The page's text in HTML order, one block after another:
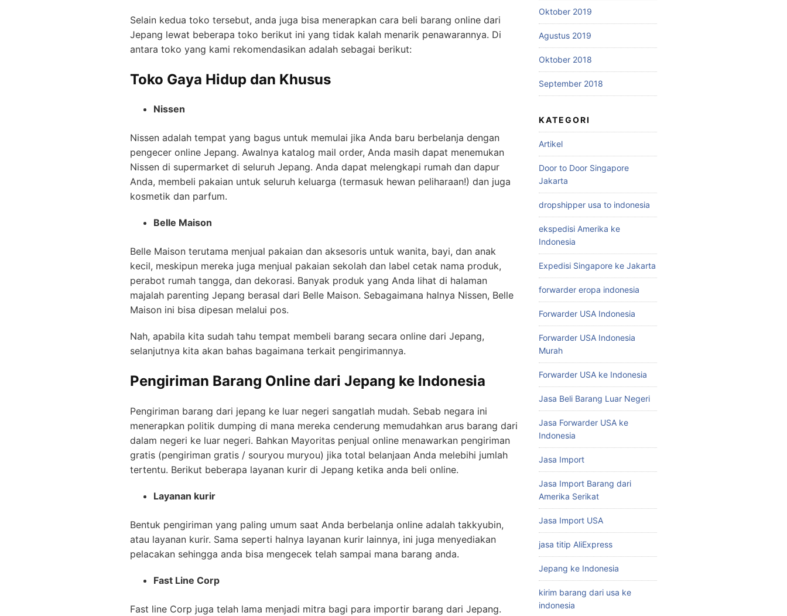
Selain kedua toko tersebut, anda juga bisa menerapkan cara beli barang online dari
Jepang lewat beberapa toko berikut ini yang tidak kalah menarik penawarannya. Di
antara toko yang kami rekomendasikan adalah sebagai berikut:
Toko Gaya Hidup dan Khusus
Nissen
Nissen adalah tempat yang bagus untuk memulai jika Anda baru berbelanja dengan
pengecer online Jepang. Awalnya katalog mail order, Anda masih dapat menemukan
Nissen di supermarket di seluruh Jepang. Anda dapat melengkapi rumah dan dapur
Anda, membeli pakaian untuk seluruh keluarga (termasuk hewan peliharaan!) dan juga
kosmetik dan parfum.
Belle Maison
Belle Maison terutama menjual pakaian dan aksesoris untuk wanita, bayi, dan anak
kecil, meskipun mereka juga menjual pakaian sekolah dan label cetak nama produk,
perabot rumah tangga, dan dekorasi. Banyak produk yang Anda lihat di halaman
majalah parenting Jepang berasal dari Belle Maison. Sebagaimana halnya Nissen, Belle
Maison ini bisa dipesan melalui pos.
Nah, apabila kita sudah tahu tempat membeli barang secara online dari Jepang,
selanjutnya kita akan bahas bagaimana terkait pengirimannya.
Pengiriman Barang Online dari Jepang ke Indonesia
Pengiriman barang dari jepang ke luar negeri sangatlah mudah. Sebab negara ini
menerapkan politik dumping di mana mereka cenderung memudahkan arus barang dari
dalam negeri ke luar negeri. Bahkan Mayoritas penjual online menawarkan pengiriman
gratis (pengiriman gratis / souryou muryou) jika total belanjaan Anda melebihi jumlah
tertentu. Berikut beberapa layanan kurir di Jepang ketika anda beli online.
Layanan kurir
Bentuk pengiriman yang paling umum saat Anda berbelanja online adalah takkyubin,
atau layanan kurir. Sama seperti halnya layanan kurir lainnya, ini juga menyediakan
pelacakan sehingga anda bisa mengecek telah sampai mana barang anda.
Fast Line Corp
Fast line Corp juga telah lama menjadi mitra bagi para importir barang dari Jepang.
Oktober 2019
Agustus 2019
Oktober 2018
September 2018
KATEGORI
Artikel
Door to Door Singapore
Jakarta
dropshipper usa to indonesia
ekspedisi Amerika ke
Indonesia
Expedisi Singapore ke Jakarta
forwarder eropa indonesia
Forwarder USA Indonesia
Forwarder USA Indonesia
Murah
Forwarder USA ke Indonesia
Jasa Beli Barang Luar Negeri
Jasa Forwarder USA ke
Indonesia
Jasa Import
Jasa Import Barang dari
Amerika Serikat
Jasa Import USA
jasa titip AliExpress
Jepang ke Indonesia
kirim barang dari usa ke
indonesia